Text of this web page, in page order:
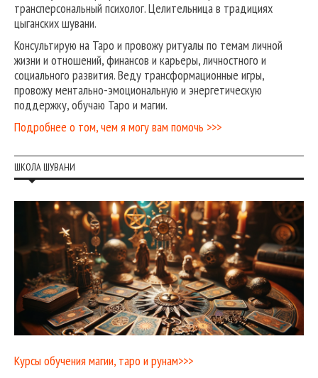
трансперсональный психолог. Целительница в традициях
цыганских шувани.
Консультирую на Таро и провожу ритуалы по темам личной
жизни и отношений, финансов и карьеры, личностного и
социального развития. Веду трансформационные игры,
провожу ментально-эмоциональную и энергетическую
поддержку, обучаю Таро и магии.
Подробнее о том, чем я могу вам помочь >>>
ШКОЛА ШУВАНИ
Курсы обучения магии, таро и рунам>>>